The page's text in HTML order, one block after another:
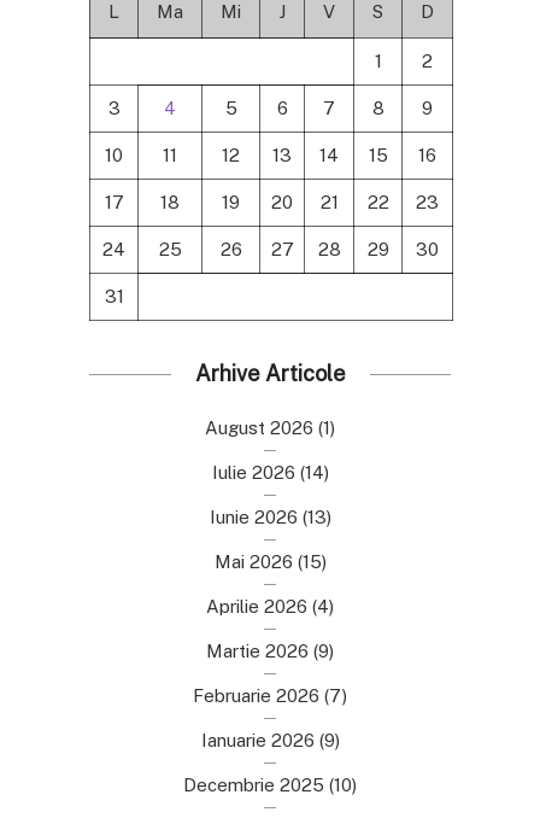
L Ma Mi J V S D
1 2
3 4 5 6 7 8 9
10 11 12 13 14 15 16
17 18 19 20 21 22 23
24 25 26 27 28 29 30
31
Arhive Articole
August 2026 (1)
Iulie 2026 (14)
Iunie 2026 (13)
Mai 2026 (15)
Aprilie 2026 (4)
Martie 2026 (9)
Februarie 2026 (7)
Ianuarie 2026 (9)
Decembrie 2025 (10)